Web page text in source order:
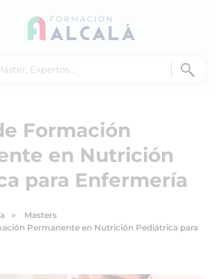
Formación
en Nutrición
para Enfermería
Masters
Permanente en Nutrición Pediátrica para